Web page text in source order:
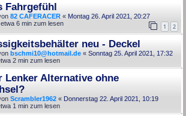
Fahrgefühl
82 CAFERACER « Montag 26. April 2021, 20:27
1 2
6 min zum lesen
neu - Deckel
bschmi10@hotmail.de « Sonntag 25. April 2021, 17:32
2 min zum lesen
Lenker Alternative ohne
Scrambler1962 « Donnerstag 22. April 2021, 10:19
1 min zum lesen